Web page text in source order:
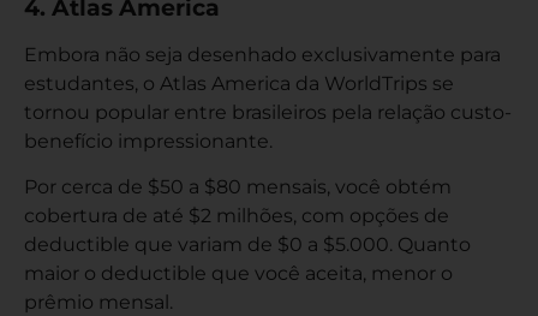
4. Atlas America
Embora não seja desenhado exclusivamente para
estudantes, o Atlas America da WorldTrips se
tornou popular entre brasileiros pela relação custo-
benefício impressionante.
Por cerca de $50 a $80 mensais, você obtém
cobertura de até $2 milhões, com opções de
deductible que variam de $0 a $5.000. Quanto
maior o deductible que você aceita, menor o
prêmio mensal.